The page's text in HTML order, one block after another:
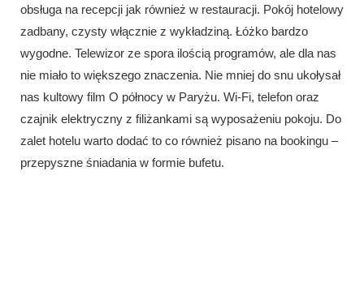
obsługa na recepcji jak również w restauracji. Pokój hotelowy
zadbany, czysty włącznie z wykładziną. Łóżko bardzo
wygodne. Telewizor ze spora ilością programów, ale dla nas
nie miało to większego znaczenia. Nie mniej do snu ukołysał
nas kultowy film O północy w Paryżu. Wi-Fi, telefon oraz
czajnik elektryczny z filiżankami są wyposażeniu pokoju. Do
zalet hotelu warto dodać to co również pisano na bookingu –
przepyszne śniadania w formie bufetu.